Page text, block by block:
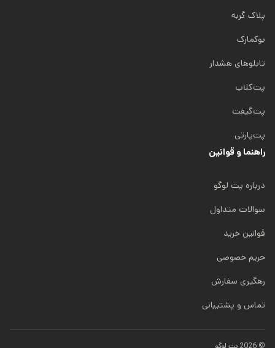
پلاک گربه
بوکمارک
تابلوهای هشدار
پت‌کلاب
پت‌گیفت
پت‌پارتی
راهنما و قوانین
درباره پت لوگو
سوالات متداول
قوانین خرید
حریم خصوصی
رهگیری سفارش
تماس و پشتیبانی
© 2026 پت لوگو